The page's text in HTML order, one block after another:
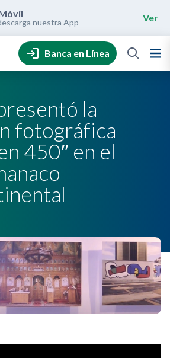
nuestra App Ver
Banca en Línea
la
fotográfica
450″ en el